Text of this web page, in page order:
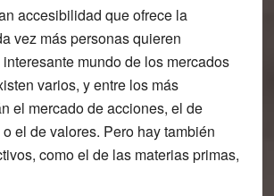
accesibilidad que ofrece la
vez más personas quieren
mundo de los mercados
varios, y entre los más
el mercado de acciones, el de
el de valores. Pero hay también
como el de las materias primas,